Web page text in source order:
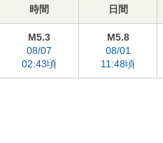
時間
日間
M5.3
08/07
02:43頃
M5.8
08/01
11:48頃